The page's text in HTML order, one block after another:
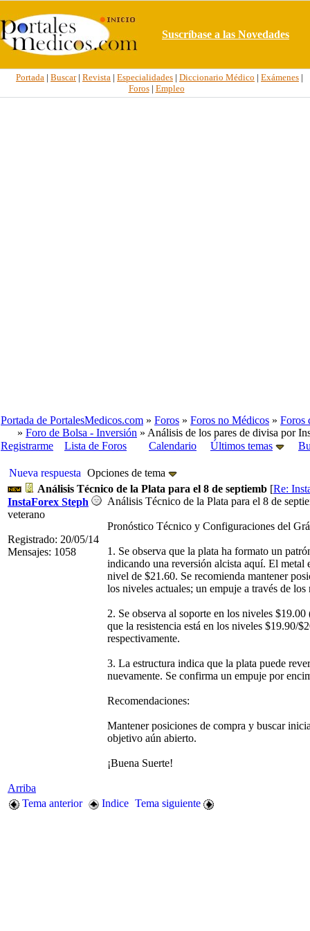
Suscríbase a las Novedades
Portada | Buscar| Revista | Especialidades | Diccionario Médico | Exámenes |
Foros| Empleo
Portada de PortalesMedicos.com » Foros » Foros no Médicos » Foros
» Foro de Bolsa - Inversión » Análisis de los pares de divisa por
Registrarme
Lista de Foros Calendario Últimos temas
Nueva respuesta Opciones de tema
Análisis Técnico de la Plata para el 8 de septiemb [Re:
InstaForex Steph
veterano
Registrado: 20/05/14
Mensajes: 1058
Análisis Técnico de la Plata para el 8 de
Pronóstico Técnico y Configuraciones del
1. Se observa que la plata ha formato un
indicando una reversión alcista aquí. El metal
nivel de $21.60. Se recomienda mantener
los niveles actuales; un empuje a través de
2. Se observa al soporte en los niveles
que la resistencia está en los niveles $19.90/
respectivamente.
3. La estructura indica que la plata puede
nuevamente. Se confirma un empuje por
Recomendaciones:
Mantener posiciones de compra y buscar
objetivo aún abierto.
¡Buena Suerte!
Arriba
Tema anterior
Indice Tema siguiente